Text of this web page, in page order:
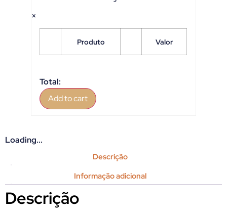
×
Produto Valor
Total:
Add to cart
Loading...
Descrição
Informação adicional
Descrição